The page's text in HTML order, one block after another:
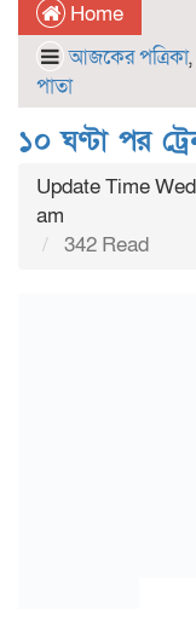
Home
আজকের পত্রিকা,
পাতা
১০ ঘণ্টা পর
Update Time
am
342 Read